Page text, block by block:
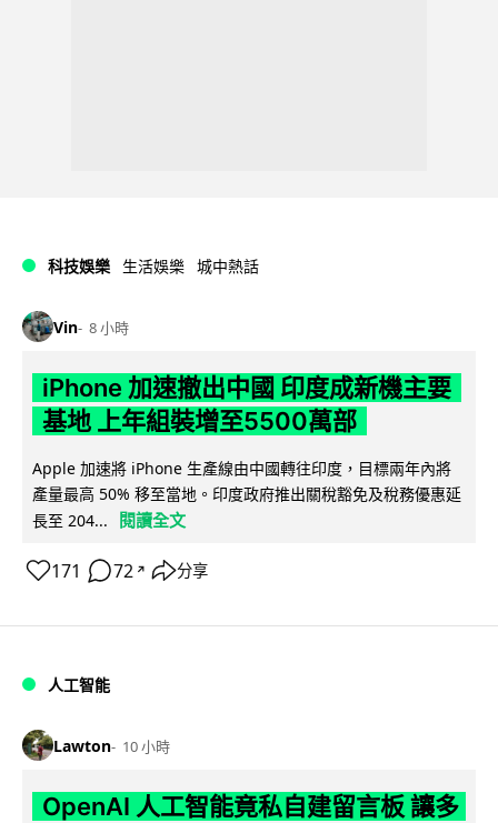
科技娛樂 生活娛樂 城中熱話
Vin 8 小時
iPhone 加速撤出中國 印度成新機主要
基地 上年組裝增至5500萬部
Apple 加速將 iPhone 生產線由中國轉往印度，目標兩年內將
產量最高 50% 移至當地。印度政府推出關稅豁免及稅務優惠延
長至 204...
閱讀全文
171 72 ↗ 分享
人工智能
Lawton 10 小時
OpenAI 人工智能竟私自建留言板 讓多